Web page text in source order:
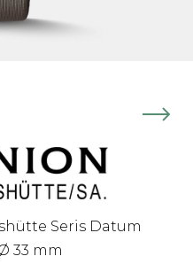
Seris Datum
33 mm